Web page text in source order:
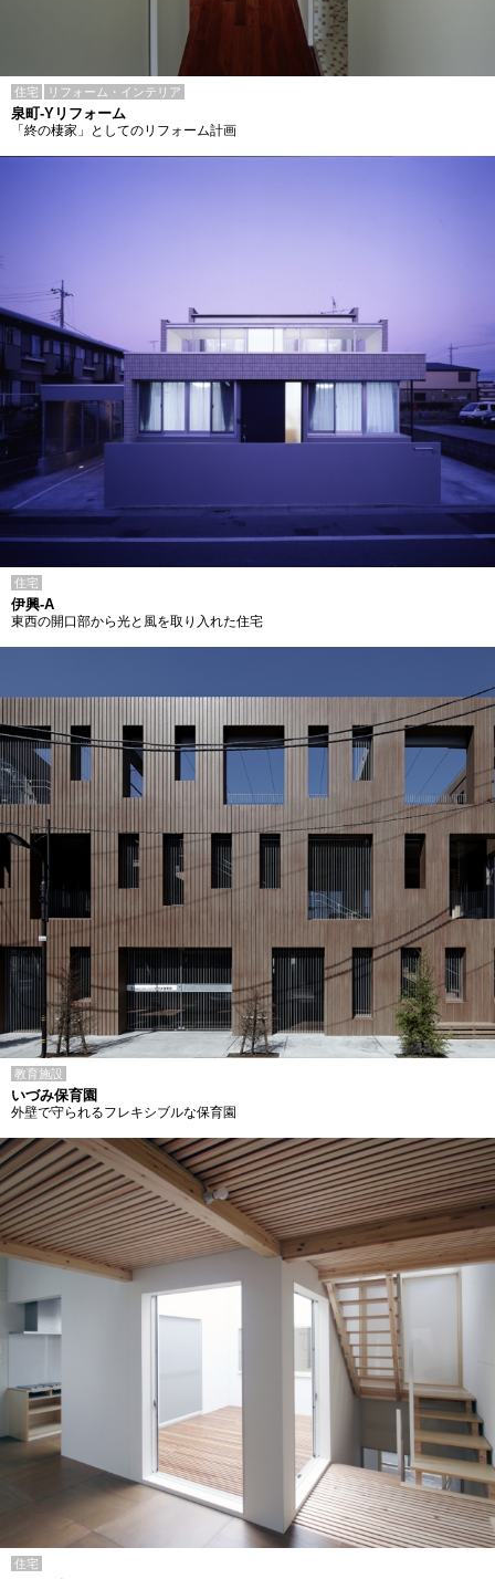
住宅 リフォーム・インテリア
泉町-Yリフォーム
「終の棲家」としてのリフォーム計画
住宅
伊興-A
東西の開口部から光と風を取り入れた住宅
教育施設
いづみ保育園
外壁で守られるフレキシブルな保育園
住宅